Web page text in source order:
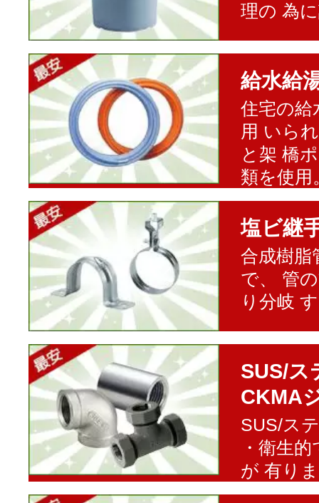
理の 為
給水給
住宅の給
用 いら
と架 橋
類を使用
塩ビ継
合成樹脂
で、 管
り分岐
SUS/ス
CKMA
SUS/ス
・衛生
が 有り